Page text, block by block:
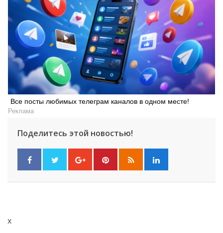
Все посты любимых телеграм каналов в одном месте!
Реклама
Поделитесь этой новостью!
x